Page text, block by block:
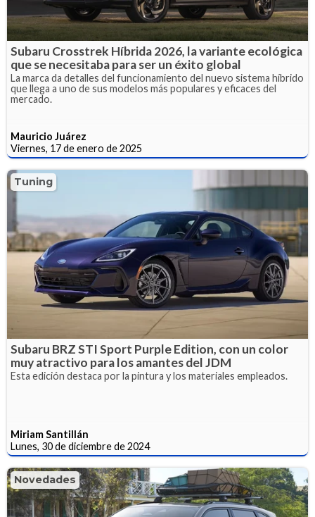
Subaru Crosstrek Híbrida 2026, la variante ecológica
que se necesitaba para ser un éxito global
La marca da detalles del funcionamiento del nuevo sistema híbrido
que llega a uno de sus modelos más populares y eficaces del
mercado.
Mauricio Juárez
Viernes, 17 de enero de 2025
Tuning
Subaru BRZ STI Sport Purple Edition, con un color
muy atractivo para los amantes del JDM
Esta edición destaca por la pintura y los materiales empleados.
Miriam Santillán
Lunes, 30 de diciembre de 2024
Novedades